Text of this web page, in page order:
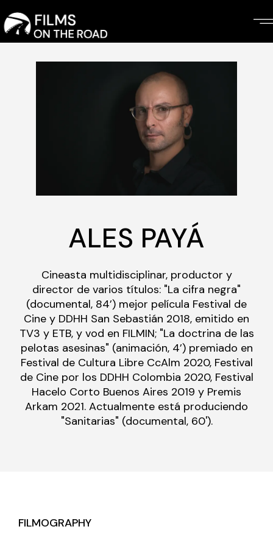
to
the
content
ALES PAYÁ
Cineasta multidisciplinar, productor y
director de varios títulos: "La cifra negra"
(documental, 84’) mejor película Festival de
Cine y DDHH San Sebastián 2018, emitido en
TV3 y ETB, y vod en FILMIN; "La doctrina de las
pelotas asesinas" (animación, 4’) premiado en
Festival de Cultura Libre CcAlm 2020, Festival
de Cine por los DDHH Colombia 2020, Festival
Hacelo Corto Buenos Aires 2019 y Premis
Arkam 2021. Actualmente está produciendo
"Sanitarias" (documental, 60').
FILMOGRAPHY